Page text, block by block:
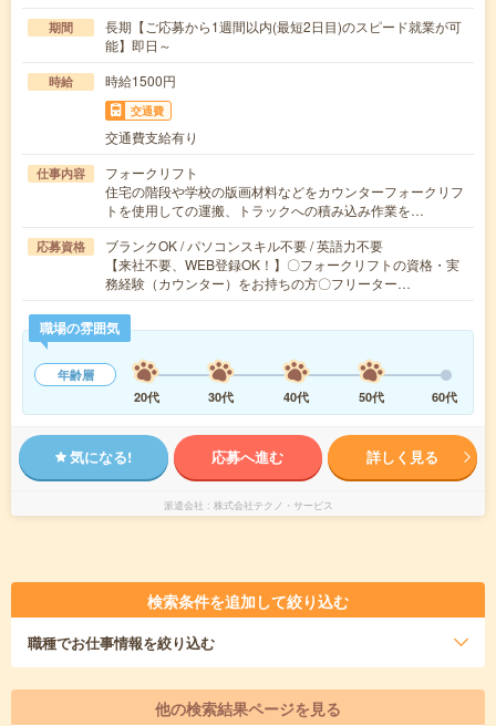
期間
長期【ご応募から1週間以内(最短2日目)のスピード就業が可
能】即日～
時給 時給1500円
交通費
交通費支給有り
仕事内容
フォークリフト
住宅の階段や学校の版画材料などをカウンターフォークリフ
トを使用しての運搬、トラックへの積み込み作業を…
応募資格
ブランクOK / パソコンスキル不要 / 英語力不要
【来社不要、WEB登録OK！】〇フォークリフトの資格・実
務経験（カウンター）をお持ちの方〇フリーター…
職場の雰囲気
年齢層
20代
30代 40代 50代 60代
気になる! 応募へ進む 詳しく見る
派遣会社 株式会社テクノ・サービス
検索条件を追加して絞り込む
職種でお仕事情報を絞り込む
他の検索結果ページを見る